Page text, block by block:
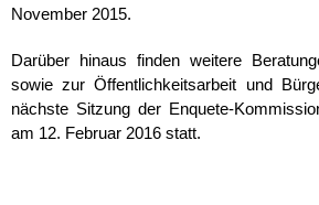
November 2015.
Darüber hinaus finden weitere
sowie zur Öffentlichkeitsarbeit und
nächste Sitzung der Enquete-
am 12. Februar 2016 statt.